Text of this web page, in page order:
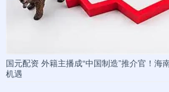
国元配资 外籍主播成“中国制造”推介官！海
机遇